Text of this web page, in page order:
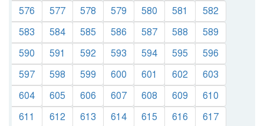
576
577 578 579 580 581
582
583
584 585 586 587 588
589
590
591 592 593 594 595
596
597
598 599 600 601 602
603
604
605 606 607 608 609
610
611
612 613 614 615 616
617